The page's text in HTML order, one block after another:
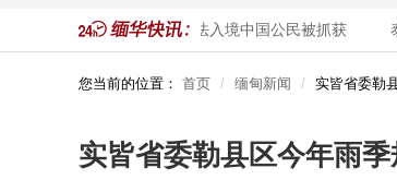
方开展清网行动 41名非法入境中国公民被抓获
您当前的位置： 首页 缅甸新闻 实皆省委勒
实皆省委勒县区今年雨